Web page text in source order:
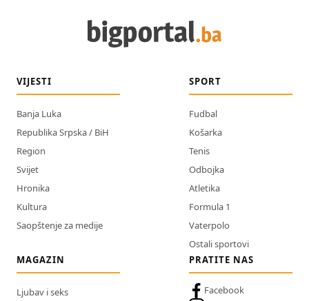
VIJESTI
Banja Luka
Republika Srpska / BiH
Region
Svijet
Hronika
Kultura
Saopštenje za medije
SPORT
Fudbal
Košarka
Tenis
Odbojka
Atletika
Formula 1
Vaterpolo
Ostali sportovi
MAGAZIN
Ljubav i seks
PRATITE NAS
Facebook